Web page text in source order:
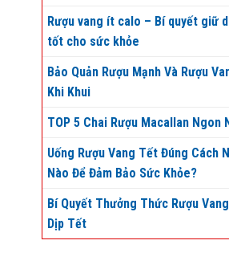
Rượu vang ít calo – Bí quyết giữ
tốt cho sức khỏe
Bảo Quản Rượu Mạnh Và Rượu
Khi Khui
TOP 5 Chai Rượu Macallan Ngon
Uống Rượu Vang Tết Đúng Cách
Nào Để Đảm Bảo Sức Khỏe?
Bí Quyết Thưởng Thức Rượu
Dịp Tết